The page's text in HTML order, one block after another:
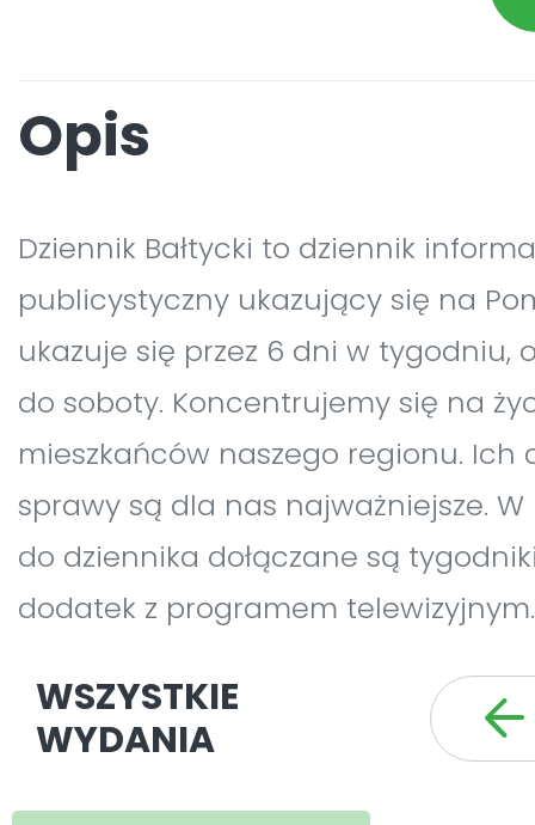
Opis
Dziennik Bałtycki to dziennik
publicystyczny ukazujący się na
ukazuje się przez 6 dni w tygodniu,
do soboty. Koncentrujemy się na
mieszkańców naszego regionu. Ich
sprawy są dla nas najważniejsze.
do dziennika dołączane są
dodatek z programem telewizyjnym.
WSZYSTKIE
WYDANIA